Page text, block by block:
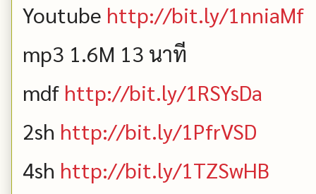
Youtube http://bit.ly/1nniaMf
mp3 1.6M 13 นาที
mdf http://bit.ly/1RSYsDa
2sh http://bit.ly/1PfrVSD
4sh http://bit.ly/1TZSwHB